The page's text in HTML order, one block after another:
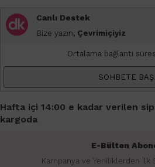
Canlı Destek
Bize yazın, Çevrimiçiyiz
Ortalama bağlantı
SOHBETE
Hafta içi 14:00 e kadar verilen
kargoda
E-Bülten
Kampanya ve Yeniliklerden İlk